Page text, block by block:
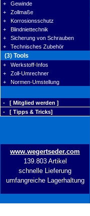
+ Gewinde
+ Zollmaße
+ Korrosionsschutz
+ Blindniettechnik
+ Sicherung von Schrauben
+ Technisches Zubehör
(3) Tools
+ Werkstoff-Infos
+ Zoll-Umrechner
+ Normen-Umstellung
- [ Mitglied werden ]
- [ Tipps & Tricks]
www.wegertseder.com
139.803 Artikel
schnelle Lieferung
umfangreiche Lagerhaltung